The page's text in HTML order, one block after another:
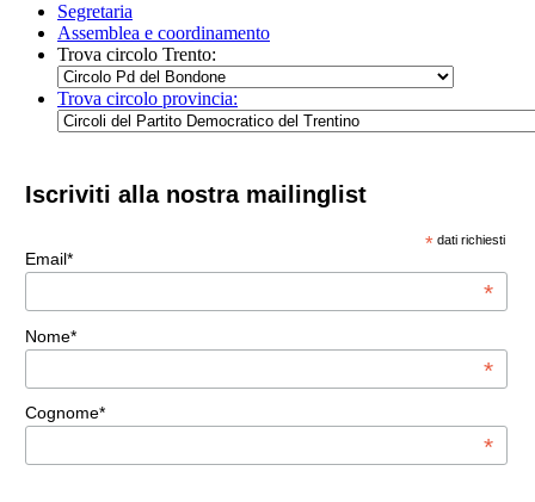
Segretaria
Assemblea e coordinamento
Trova circolo Trento:
Trova circolo provincia:
Iscriviti alla nostra mailinglist
* dati richiesti
Email*
*
Nome*
*
Cognome*
*